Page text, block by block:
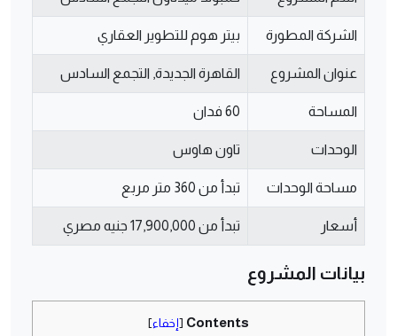
الشركة المطورة بيتر هوم للتطوير العقاري
عنوان المشروع القاهرة الجديدة, التجمع السادس
المساحة 60 فدان
الوحدات تاون هاوس
مساحة الوحدات تبدأ من 360 متر مربع
أسعار تبدأ من 17,900,000 جنيه مصري
بيانات المشروع
Contents
[إخفاء]